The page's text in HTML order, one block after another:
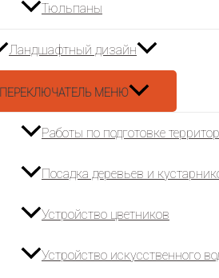
Тюльпаны
Ландшафтный дизайн
ПЕРЕКЛЮЧАТЕЛЬ МЕНЮ
Работы по подготовке
Посадка деревьев и
Устройство цветников
Устройство искусственного